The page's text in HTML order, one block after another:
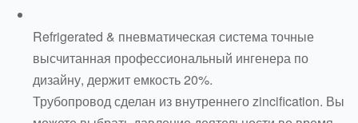
Refrigerated & пневматическая система точные
высчитанная профессиональный ингенера по
дизайну, держит емкость 20%.
Трубопровод сделан из внутреннего zincification. Вы